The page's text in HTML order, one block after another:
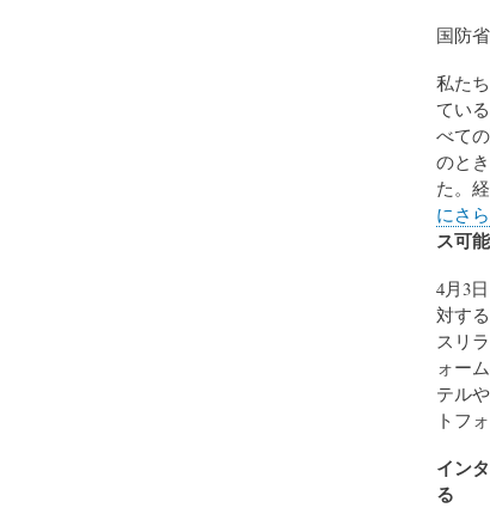
国防
私た
てい
べて
のと
た。
にさ
ス可
4月3
対す
スリ
ォー
テル
トフ
イン
る